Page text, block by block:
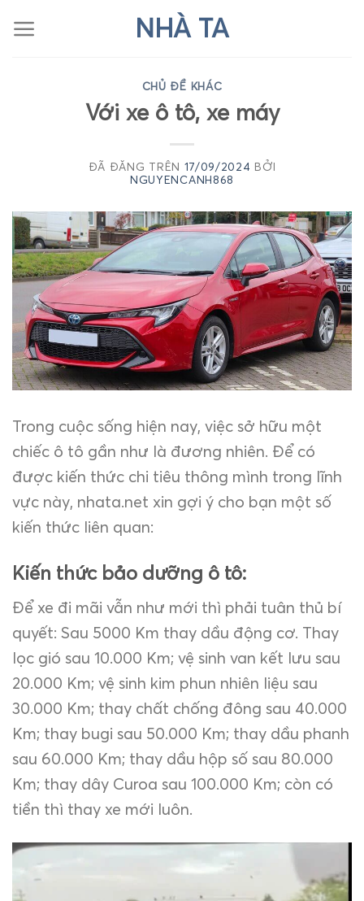
đến
NHÀ TA
CHỦ ĐỀ KHÁC
Với xe ô tô, xe máy
ĐÃ ĐĂNG TRÊN 17/09/2024 BỞI
NGUYENCANH868
Trong cuộc sống hiện nay, việc sở hữu một
chiếc ô tô gần như là đương nhiên. Để có
được kiến thức chi tiêu thông mình trong lĩnh
vực này, nhata.net xin gợi ý cho bạn một số
kiến thức liên quan:
Kiến thức bảo dưỡng ô tô:
Để xe đi mãi vẫn như mới thì phải tuân thủ bí
quyết: Sau 5000 Km thay dầu động cơ. Thay
lọc gió sau 10.000 Km; vệ sinh van kết lưu sau
20.000 Km; vệ sinh kim phun nhiên liệu sau
30.000 Km; thay chất chống đông sau 40.000
Km; thay bugi sau 50.000 Km; thay dầu phanh
sau 60.000 Km; thay dầu hộp số sau 80.000
Km; thay dây Curoa sau 100.000 Km; còn có
tiền thì thay xe mới luôn.